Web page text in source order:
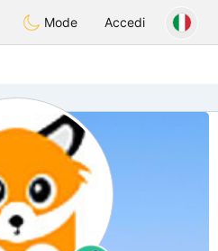
Animour
Mode Accedi